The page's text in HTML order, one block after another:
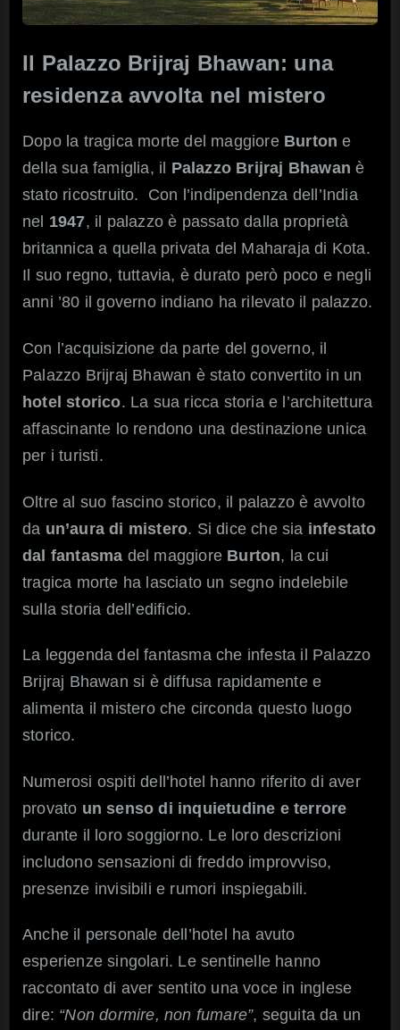
Il Palazzo Brijraj Bhawan: una
residenza avvolta nel mistero
Dopo la tragica morte del maggiore Burton e
della sua famiglia, il Palazzo Brijraj Bhawan è
stato ricostruito. Con l’indipendenza dell’India
nel 1947, il palazzo è passato dalla proprietà
britannica a quella privata del Maharaja di Kota.
Il suo regno, tuttavia, è durato però poco e negli
anni ’80 il governo indiano ha rilevato il palazzo.
Con l’acquisizione da parte del governo, il
Palazzo Brijraj Bhawan è stato convertito in un
hotel storico. La sua ricca storia e l’architettura
affascinante lo rendono una destinazione unica
per i turisti.
Oltre al suo fascino storico, il palazzo è avvolto
da un’aura di mistero. Si dice che sia infestato
dal fantasma del maggiore Burton, la cui
tragica morte ha lasciato un segno indelebile
sulla storia dell’edificio.
La leggenda del fantasma che infesta il Palazzo
Brijraj Bhawan si è diffusa rapidamente e
alimenta il mistero che circonda questo luogo
storico.
Numerosi ospiti dell’hotel hanno riferito di aver
provato un senso di inquietudine e terrore
durante il loro soggiorno. Le loro descrizioni
includono sensazioni di freddo improvviso,
presenze invisibili e rumori inspiegabili.
Anche il personale dell’hotel ha avuto
esperienze singolari. Le sentinelle hanno
raccontato di aver sentito una voce in inglese
dire: “Non dormire, non fumare”, seguita da un